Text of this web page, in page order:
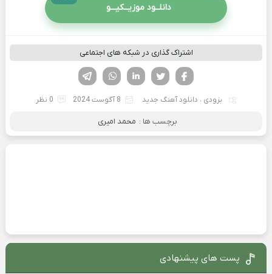
دانلــود موزیــکیـــو
اشتراک گذاری در شبکه های اجتماعی
لینکدین تویتر
فیسوک
بزودی ، دانلود آهنگ جدید 8 آگوست 2024 0 نظر
برچسب ها : محمد امیری
پست های پیشنهادی